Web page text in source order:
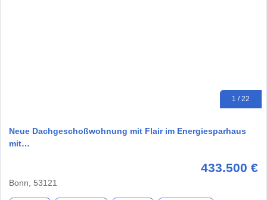
1 / 22
Neue Dachgeschoßwohnung mit Flair im Energiesparhaus
mit…
433.500 €
Bonn, 53121